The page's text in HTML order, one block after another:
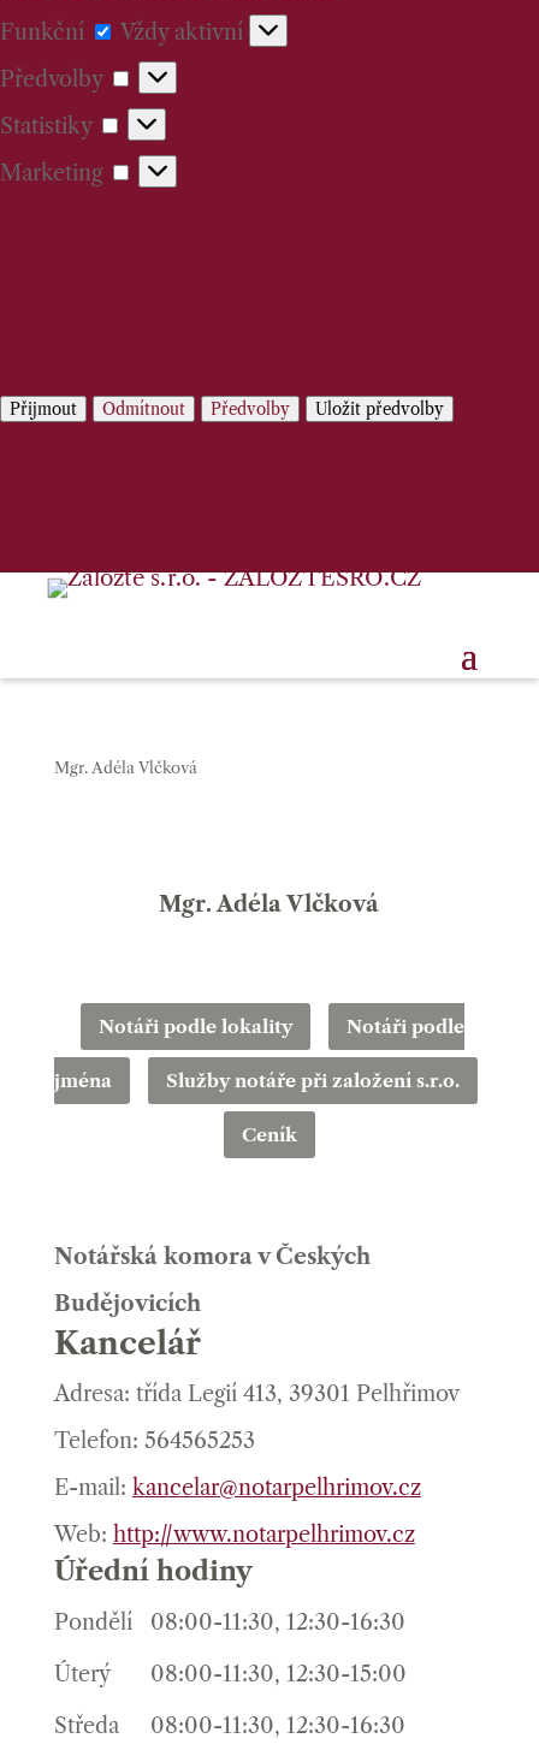
Funkční
Funkční
Vždy aktivní
Předvolby
Předvolby
Statistiky
Statistiky
Marketing
Marketing
Přijmout Odmítnout Předvolby Uložit předvolby
Mgr. Adéla Vlčková
Mgr. Adéla Vlčková
Notáři podle lokality Notáři podle
jména Služby notáře při založení s.r.o.
Ceník
Notářská komora v Českých
Budějovicích
Kancelář
Adresa: třída Legií 413, 39301 Pelhřimov
Telefon: 564565253
E-mail: kancelar@notarpelhrimov.cz
Web: http://www.notarpelhrimov.cz
Úřední hodiny
Pondělí
08:00-11:30, 12:30-16:30
Úterý
08:00-11:30, 12:30-15:00
Středa
08:00-11:30, 12:30-16:30